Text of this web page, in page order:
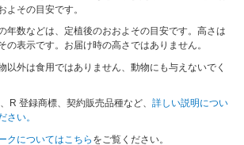
よその目安です。
年数などは、定植後のおおよその目安です。高さは
の表示です。お届け時の高さではありません。
以外は食用ではありません、動物にも与えないでく
R 登録商標、契約販売品種など、詳しい説明につい
さい。
クについてはこちら をご覧ください。